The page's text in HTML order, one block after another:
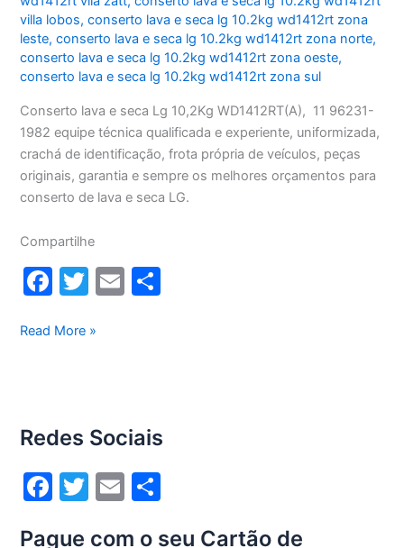
villa lobos,conserto lava e seca lg 10.2kg wd1412rt zona
leste,conserto lava e seca lg 10.2kg wd1412rt zona norte,
conserto lava e seca lg 10.2kg wd1412rt zona oeste,
conserto lava e seca lg 10.2kg wd1412rt zona sul
Conserto lava e seca Lg 10,2Kg WD1412RT(A), 11 96231-
1982 equipe técnica qualificada e experiente, uniformizada,
crachá de identificação, frota própria de veículos, peças
originais, garantia e sempre os melhores orçamentos para
conserto de lava e seca LG.
Compartilhe
F
c
o
o
k
T
itt
E
Conserto
WD1412RT(A)
Read More »
Redes Sociais
F
T
E
Pague com o seu Cartão de